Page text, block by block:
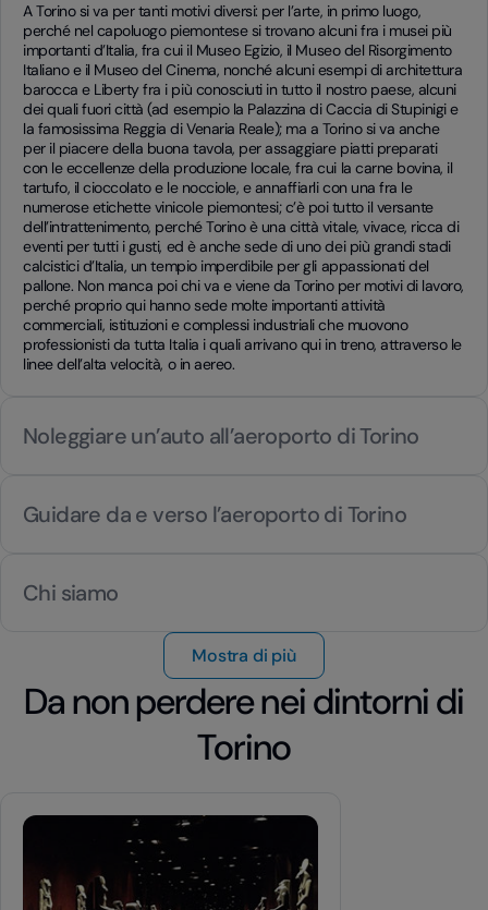
A Torino si va per tanti motivi diversi: per l’arte, in primo luogo,
perché nel capoluogo piemontese si trovano alcuni fra i musei più
importanti d’Italia, fra cui il Museo Egizio, il Museo del Risorgimento
Italiano e il Museo del Cinema, nonché alcuni esempi di architettura
barocca e Liberty fra i più conosciuti in tutto il nostro paese, alcuni
dei quali fuori città (ad esempio la Palazzina di Caccia di Stupinigi e
la famosissima Reggia di Venaria Reale); ma a Torino si va anche
per il piacere della buona tavola, per assaggiare piatti preparati
con le eccellenze della produzione locale, fra cui la carne bovina, il
tartufo, il cioccolato e le nocciole, e annaffiarli con una fra le
numerose etichette vinicole piemontesi; c’è poi tutto il versante
dell’intrattenimento, perché Torino è una città vitale, vivace, ricca di
eventi per tutti i gusti, ed è anche sede di uno dei più grandi stadi
calcistici d’Italia, un tempio imperdibile per gli appassionati del
pallone. Non manca poi chi va e viene da Torino per motivi di lavoro,
perché proprio qui hanno sede molte importanti attività
commerciali, istituzioni e complessi industriali che muovono
professionisti da tutta Italia i quali arrivano qui in treno, attraverso le
linee dell’alta velocità, o in aereo.
Noleggiare un’auto all’aeroporto di Torino
Guidare da e verso l’aeroporto di Torino
Chi siamo
Mostra di più
Da non perdere nei dintorni di
Torino